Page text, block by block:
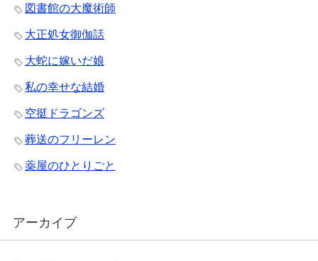
図書館の大魔術師
大正処女御伽話
大蛇に嫁いだ娘
私の幸せな結婚
空挺ドラゴンズ
葬送のフリーレン
薬屋のひとりごと
アーカイブ